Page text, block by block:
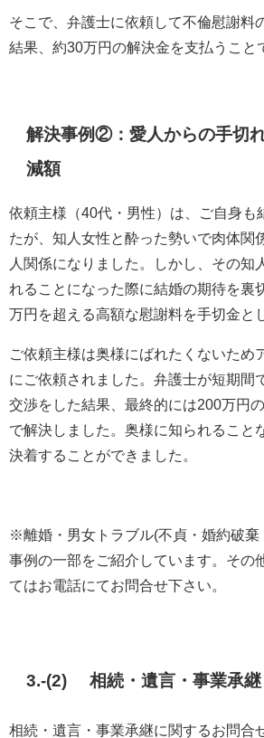
そこで、弁護士に依頼して不倫慰謝料
結果、約30万円の解決金を支払うこと
解決事例②：愛人からの手切
減額
依頼主様（40代・男性）は、ご自身も
たが、知人女性と酔った勢いで肉体関
人関係になりました。しかし、その知
れることになった際に結婚の期待を裏
万円を超える高額な慰謝料を手切金と
ご依頼主様は奥様にばれたくないため
にご依頼されました。弁護士が短期間
交渉をした結果、最終的には200万円
で解決しました。奥様に知られること
決着することができました。
※離婚・男女トラブル(不貞・婚約破棄
事例の一部をご紹介しています。その
てはお電話にてお問合せ下さい。
3.-(2) 相続・遺言・事業承継
相続・遺言・事業承継に関するお問合